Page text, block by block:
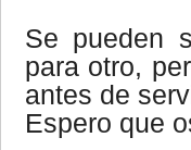
Se pueden
para otro,
antes de
Espero que